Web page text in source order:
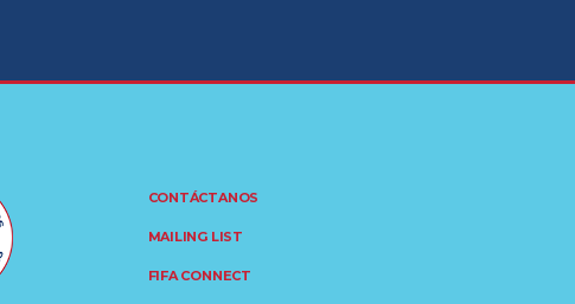
CONTÁCTANOS
MAILING LIST
FIFA CONNECT